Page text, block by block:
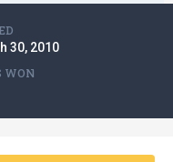
30, 2010
WON